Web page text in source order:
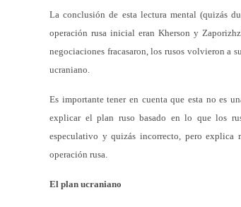
La conclusión de esta lectura mental (quizás
operación rusa inicial eran Kherson y
negociaciones fracasaron, los rusos volvieron
ucraniano.
Es importante tener en cuenta que esta no es
explicar el plan ruso basado en lo que los
especulativo y quizás incorrecto, pero explica
operación rusa.
El plan ucraniano